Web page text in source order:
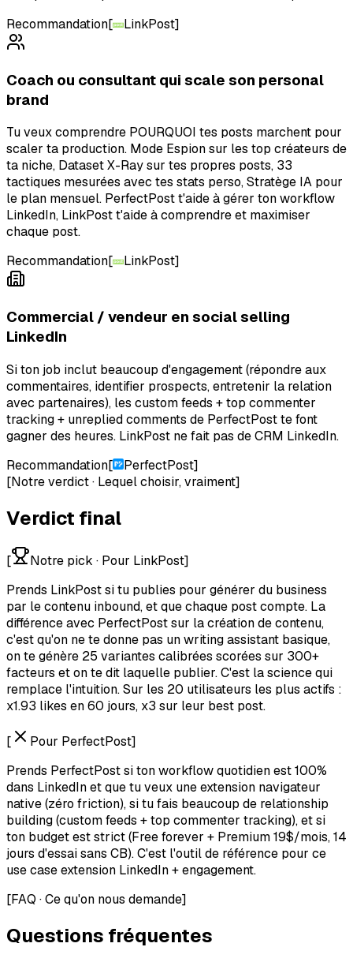
Recommandation[ LinkPost]
Coach ou consultant qui scale son personal
brand
Tu veux comprendre POURQUOI tes posts marchent pour
scaler ta production. Mode Espion sur les top créateurs de
ta niche, Dataset X-Ray sur tes propres posts, 33
tactiques mesurées avec tes stats perso, Stratège IA pour
le plan mensuel. PerfectPost t'aide à gérer ton workflow
LinkedIn, LinkPost t'aide à comprendre et maximiser
chaque post.
Recommandation[ LinkPost]
Commercial / vendeur en social selling
LinkedIn
Si ton job inclut beaucoup d'engagement (répondre aux
commentaires, identifier prospects, entretenir la relation
avec partenaires), les custom feeds + top commenter
tracking + unreplied comments de PerfectPost te font
gagner des heures. LinkPost ne fait pas de CRM LinkedIn.
Recommandation[ PerfectPost]
[Notre verdict · Lequel choisir, vraiment]
Verdict final
[ Notre pick · Pour LinkPost]
Prends LinkPost si tu publies pour générer du business
par le contenu inbound, et que chaque post compte. La
différence avec PerfectPost sur la création de contenu,
c'est qu'on ne te donne pas un writing assistant basique,
on te génère 25 variantes calibrées scorées sur 300+
facteurs et on te dit laquelle publier. C'est la science qui
remplace l'intuition. Sur les 20 utilisateurs les plus actifs :
x1.93 likes en 60 jours, x3 sur leur best post.
[ Pour PerfectPost]
Prends PerfectPost si ton workflow quotidien est 100%
dans LinkedIn et que tu veux une extension navigateur
native (zéro friction), si tu fais beaucoup de relationship
building (custom feeds + top commenter tracking), et si
ton budget est strict (Free forever + Premium 19$/mois, 14
jours d'essai sans CB). C'est l'outil de référence pour ce
use case extension LinkedIn + engagement.
[FAQ · Ce qu'on nous demande]
Questions fréquentes